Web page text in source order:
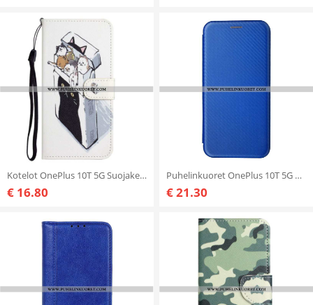
Kotelot OnePlus 10T 5G Suojaketju Kuori Kissat Kaulalaatikossa
€ 16.80
Puhelinkuoret OnePlus 10T 5G Kotelot Flip Hiilikuitu
€ 21.30